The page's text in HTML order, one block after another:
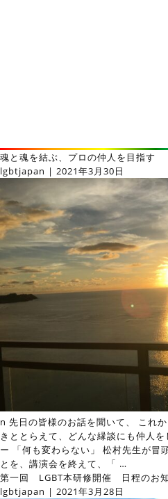
魂と魂を結ぶ、プロの仲人を目指す
lgbtjapan | 2021年3月30日
n 先日の皆様のお話を聞いて、 これ
きととらえて、どんな縁談にも仲人
ー 「何も変わらない」 松村先生が冒
とを、講演会を終えて、「 …
第一回 LGBT本研修開催 日程のお
lgbtjapan | 2021年3月28日